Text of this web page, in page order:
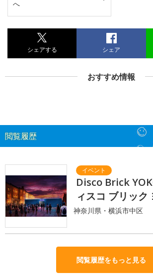
へ
シェアする シェア
おすすめ情報
閲覧履歴
Disco Brick
ィスコ ブリック
神奈川県・横浜市中区
閲覧履歴をもっと見る